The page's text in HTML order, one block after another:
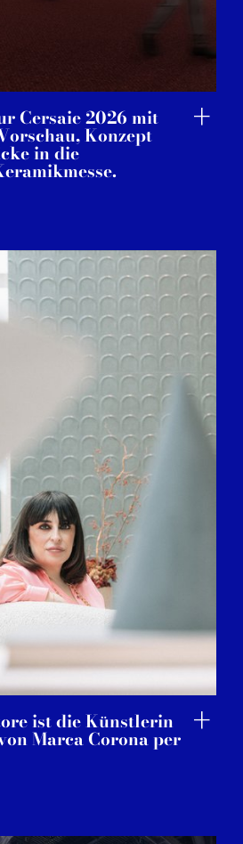
Cersaie 2026 mit
Konzept
in die
ist die Künstlerin
Marca Corona per